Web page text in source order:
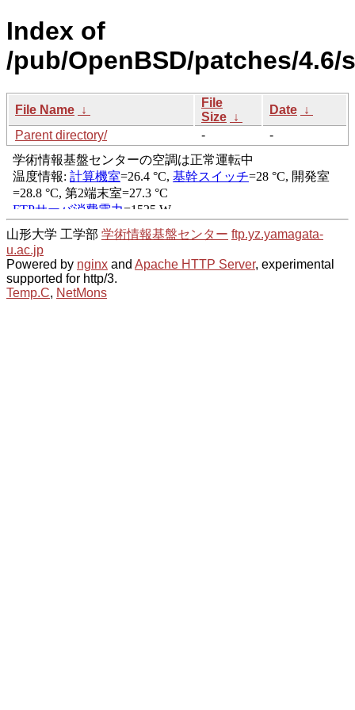
Index of
/pub/OpenBSD/patches/4.6/
File Name ↓
File
Size ↓
Date ↓
Parent directory/
- -
山形大学 工学部 学術情報基盤センター ftp.yz.yamagata-
u.ac.jp
Powered by nginx and Apache HTTP Server, experimental
supported for http/3.
Temp.C, NetMons